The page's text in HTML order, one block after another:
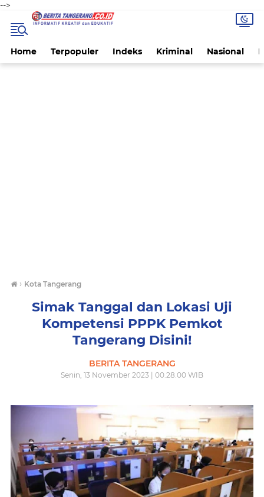
-->
Home Terpopuler Indeks Kriminal Nasional
› Kota Tangerang
Simak Tanggal dan Lokasi Uji
Kompetensi PPPK Pemkot
Tangerang Disini!
BERITA TANGERANG
Senin, 13 November 2023 | 00.28.00 WIB